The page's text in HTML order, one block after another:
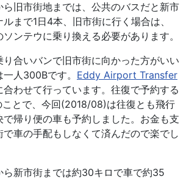
ら旧市街地までは、公共のバスだと新市
まで1日4本、旧市街に行く場合は、
ンテウに乗り換える必要があります。
り合いバンで旧市街に向かった方がいい
人300Bです。 Eddy Airport Transfer
わせて行っています。往復で予約する
ことで、今回(2018/08)は往復とも飛行
帰り便の車も予約しました。お金も支
車の手配もしなくて済んだので楽でし
ら新市街までは約30キロで車で約35